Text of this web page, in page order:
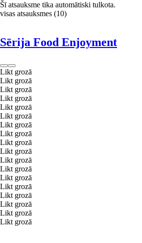
Šī atsauksme tika automātiski tulkota.
visas atsauksmes (10)
Sērija Food Enjoyment
Likt grozā
Likt grozā
Likt grozā
Likt grozā
Likt grozā
Likt grozā
Likt grozā
Likt grozā
Likt grozā
Likt grozā
Likt grozā
Likt grozā
Likt grozā
Likt grozā
Likt grozā
Likt grozā
Likt grozā
Likt grozā